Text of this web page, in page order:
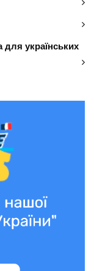
для українських